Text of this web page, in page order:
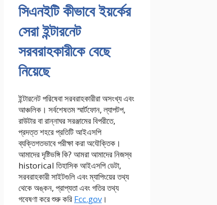
সিএনইটি কীভাবে ইয়র্কের
সেরা ইন্টারনেট
সরবরাহকারীকে বেছে
নিয়েছে
ইন্টারনেট পরিষেবা সরবরাহকারীরা অসংখ্য এবং
আঞ্চলিক। সর্বশেষতম স্মার্টফোন, ল্যাপটপ,
রাউটার বা রান্নাঘর সরঞ্জামের বিপরীতে,
প্রদত্ত শহরে প্রতিটি আইএসপি
ব্যক্তিগতভাবে পরীক্ষা করা অযৌক্তিক।
আমাদের দৃষ্টিভঙ্গি কি? আমরা আমাদের নিজস্ব
historical তিহাসিক আইএসপি ডেটা,
সরবরাহকারী সাইটগুলি এবং ম্যাপিংয়ের তথ্য
থেকে অঙ্কন, প্রাপ্যতা এবং গতির তথ্য
গবেষণা করে শুরু করি Fcc.gov।